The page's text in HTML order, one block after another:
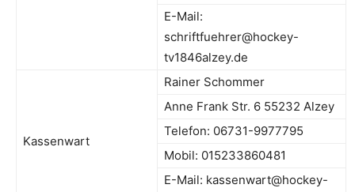
E-Mail:
schriftfuehrer@hockey-
tv1846alzey.de
Kassenwart
Rainer Schommer
Anne Frank Str. 6 55232 Alzey
Telefon: 06731-9977795
Mobil: 015233860481
E-Mail: kassenwart@hockey-